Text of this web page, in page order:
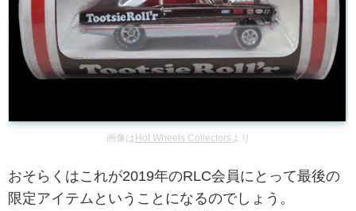
画像は Hot Wheels Collectors より
おそらくはこれが2019年のRLC会員にとって最後の
限定アイテムということになるのでしょう。